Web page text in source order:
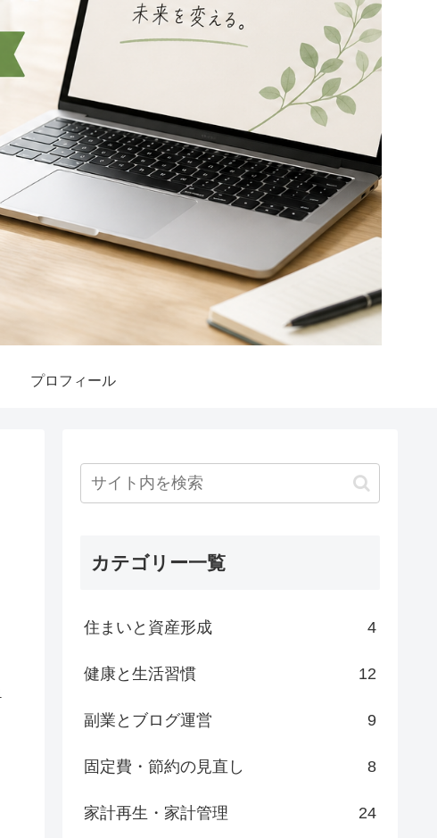
プロフィール
カテゴリー一覧
住まいと資産形成 4
健康と生活習慣 12
副業とブログ運営 9
固定費・節約の見直し 8
家計再生・家計管理 24